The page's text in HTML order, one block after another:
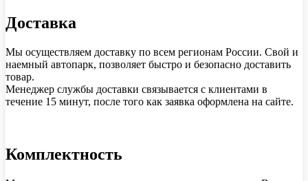
Доставка
Мы осуществляем доставку по всем регионам России. Свой и
наемный автопарк, позволяет быстро и безопасно доставить
товар.
Менеджер службы доставки связывается с клиентами в
течение 15 минут, после того как заявка оформлена на сайте.
Комплектность